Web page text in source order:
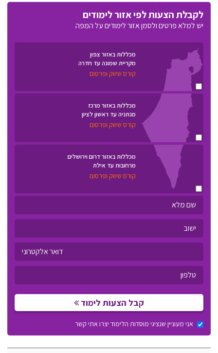
לקבלת הצעות לפי אזור לימודים
יש למלא פרטים ולסמן אזור לימודים על המפה
מכללות באזור צפון
מקריית שמונה עד חדרה
קורס שיווק ופרסום
מכללות באזור מרכז
מנתניה עד ראשון לציון
קורס שיווק ופרסום
מכללות באזור דרום וירושלים
מרחובות עד אילת
קורס שיווק ופרסום
קבל הצעות לימוד
אני מעוניין שנציגי מוסדות הלימוד יצרו אתי קשר